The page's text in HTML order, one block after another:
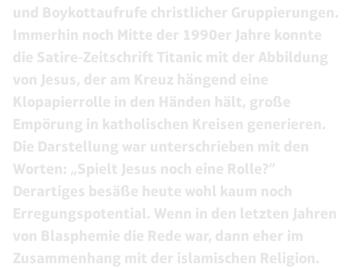
und Boykottaufrufe christlicher Gruppierungen.
Immerhin noch Mitte der 1990er Jahre konnte
die Satire-Zeitschrift Titanic mit der Abbildung
von Jesus, der am Kreuz hängend eine
Klopapierrolle in den Händen hält, große
Empörung in katholischen Kreisen generieren.
Die Darstellung war unterschrieben mit den
Worten: „Spielt Jesus noch eine Rolle?“
Derartiges besäße heute wohl kaum noch
Erregungspotential. Wenn in den letzten Jahren
von Blasphemie die Rede war, dann eher im
Zusammenhang mit der islamischen Religion.